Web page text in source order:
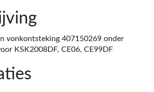
vonkontsteking 407150269 onder
KSK2008DF, CE06, CE99DF